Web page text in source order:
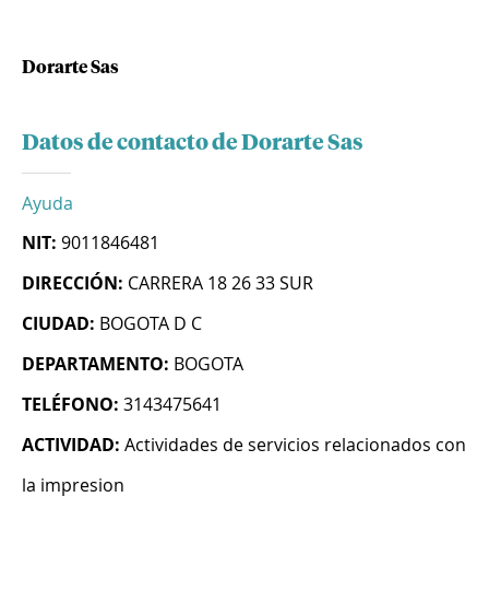
Dorarte Sas
Datos de contacto de Dorarte Sas
Ayuda
NIT: 9011846481
DIRECCIÓN: CARRERA 18 26 33 SUR
CIUDAD: BOGOTA D C
DEPARTAMENTO: BOGOTA
TELÉFONO: 3143475641
ACTIVIDAD: Actividades de servicios relacionados con
la impresion